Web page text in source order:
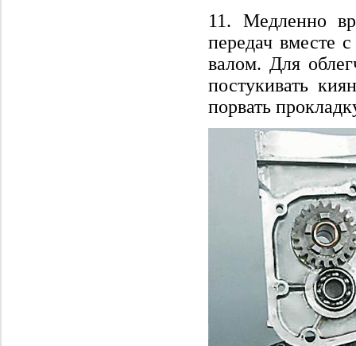
11. Медленно
передач вместе
валом. Для
постукивать
порвать